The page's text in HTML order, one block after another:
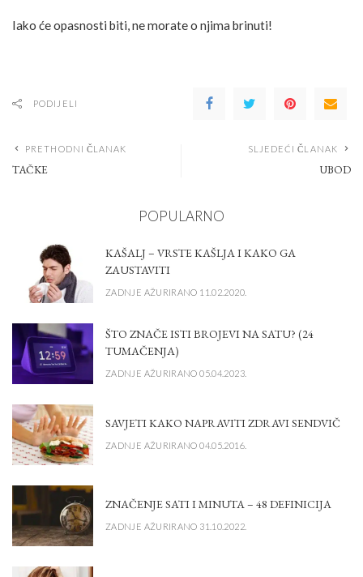
Iako će opasnosti biti, ne morate o njima brinuti!
PODIJELI
PRETHODNI ČLANAK
TAČKE
SLJEDEĆI ČLANAK
UBOD
POPULARNO
KAŠALJ – VRSTE KAŠLJA I KAKO GA
ZAUSTAVITI
ZADNJE AŽURIRANO 11.02.2020.
ŠTO ZNAČE ISTI BROJEVI NA SATU? (24
TUMAČENJA)
ZADNJE AŽURIRANO 05.04.2023.
SAVJETI KAKO NAPRAVITI ZDRAVI SENDVIČ
ZADNJE AŽURIRANO 04.05.2016.
ZNAČENJE SATI I MINUTA – 48 DEFINICIJA
ZADNJE AŽURIRANO 31.10.2022.